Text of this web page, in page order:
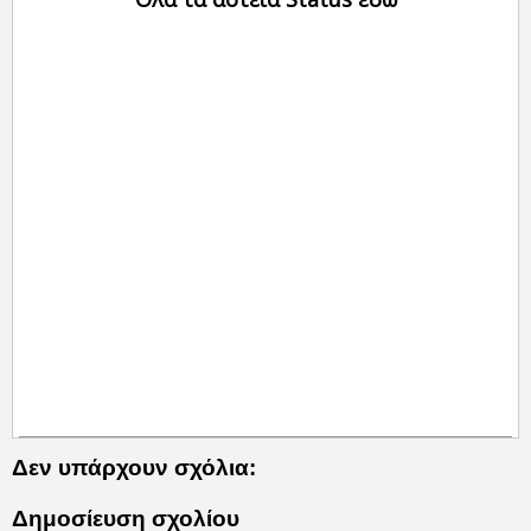
Δεν υπάρχουν σχόλια:
Δημοσίευση σχολίου